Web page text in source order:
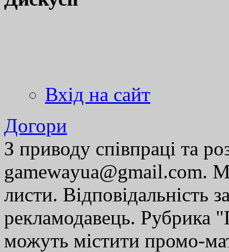
Вхід на сайт
Догори
З приводу співпраці та
gamewayua@gmail.com.
листи. Відповідальність
рекламодавець. Рубрика
можуть містити промо-